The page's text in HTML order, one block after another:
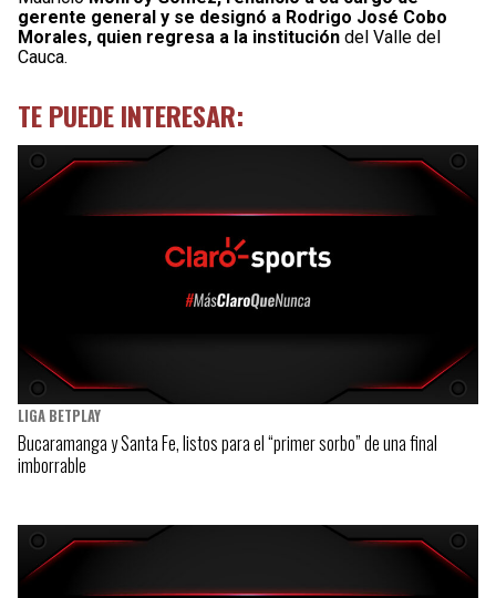
gerente general y se designó a Rodrigo José Cobo
Morales, quien regresa a la institución del Valle del
Cauca.
TE PUEDE INTERESAR:
LIGA BETPLAY
Bucaramanga y Santa Fe, listos para el “primer sorbo” de una final
imborrable